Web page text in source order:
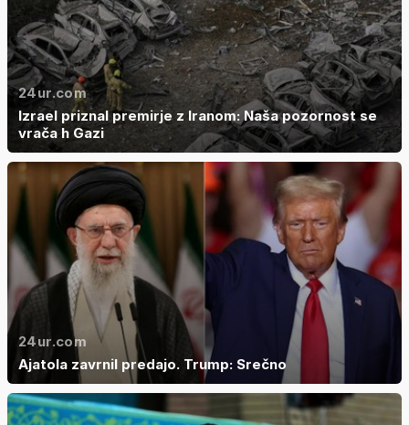
24ur.com
Izrael priznal premirje z Iranom: Naša pozornost se
vrača h Gazi
24ur.com
Ajatola zavrnil predajo. Trump: Srečno